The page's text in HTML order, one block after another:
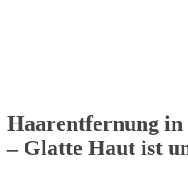
Haarentfernung in
– Glatte Haut ist